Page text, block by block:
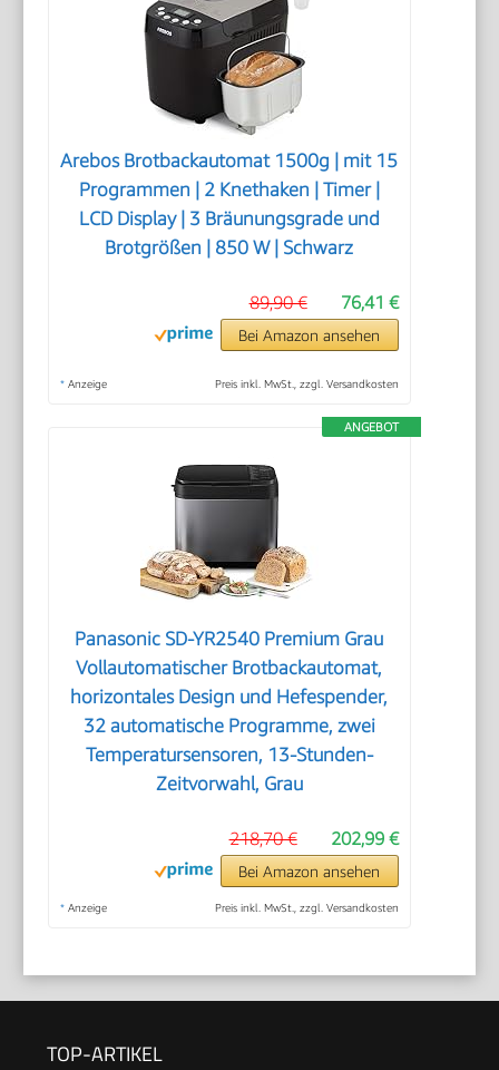
Arebos Brotbackautomat 1500g | mit 15
Programmen | 2 Knethaken | Timer |
LCD Display | 3 Bräunungsgrade und
Brotgrößen | 850 W | Schwarz
76,41 €
89,90 €
Bei Amazon ansehen
* Anzeige Preis inkl. MwSt., zzgl. Versandkosten
ANGEBOT
Panasonic SD-YR2540 Premium Grau
Vollautomatischer Brotbackautomat,
horizontales Design und Hefespender,
32 automatische Programme, zwei
Temperatursensoren, 13-Stunden-
Zeitvorwahl, Grau
202,99 €
218,70 €
Bei Amazon ansehen
* Anzeige Preis inkl. MwSt., zzgl. Versandkosten
TOP-ARTIKEL